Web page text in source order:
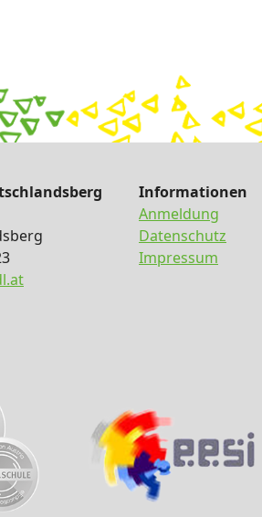
Informationen
Anmeldung
Datenschutz
Impressum